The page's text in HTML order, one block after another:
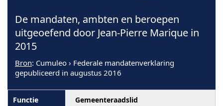
De mandaten, ambten en beroepen
uitgeoefend door Jean-Pierre Marique in
2015
Bron: Cumuleo › Federale mandatenverklaring
gepubliceerd in augustus 2016
Gemeenteraadslid